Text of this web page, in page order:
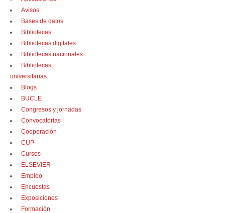
Avisos
Bases de datos
Bibliotecas
Bibliotecas digitales
Bibliotecas nacionales
Bibliotecas
universitarias
Blogs
BUCLE
Congresos y jornadas
Convocatorias
Cooperación
CUP
Cursos
ELSEVIER
Empleo
Encuestas
Exposiciones
Formación